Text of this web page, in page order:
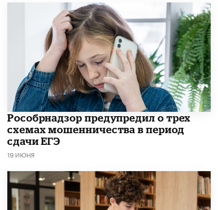
Рособрнадзор предупредил о трех
схемах мошенничества в период
сдачи ЕГЭ
19 ИЮНЯ